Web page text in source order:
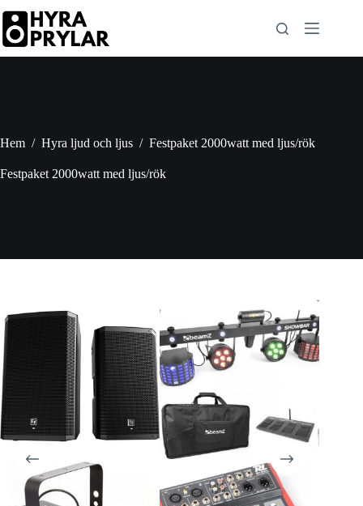
till
innehåll
Hem / Hyra ljud och ljus / Festpaket 2000watt med ljus/rök
Festpaket 2000watt med ljus/rök